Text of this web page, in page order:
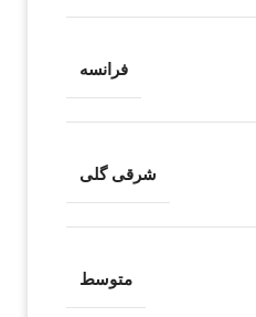
فرانسه
شرقی گلی
متوسط